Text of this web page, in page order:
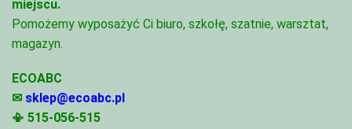
miejscu.
Pomożemy wyposażyć Ci biuro, szkołę, szatnie, warsztat,
magazyn.
ECOABC
✉ sklep@ecoabc.pl
📳 515-056-515